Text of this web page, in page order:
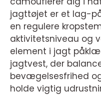
jagttøjet er et lag-
en regulere
aktivitetsniveau og
element i jagt
jagtvest, der
bevægelsesfrihed
holde vigtig